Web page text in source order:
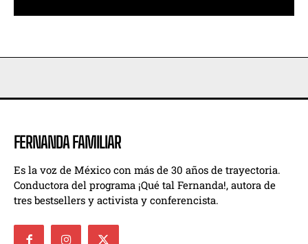
FERNANDA FAMILIAR
Es la voz de México con más de 30 años de trayectoria.
Conductora del programa ¡Qué tal Fernanda!, autora de
tres bestsellers y activista y conferencista.